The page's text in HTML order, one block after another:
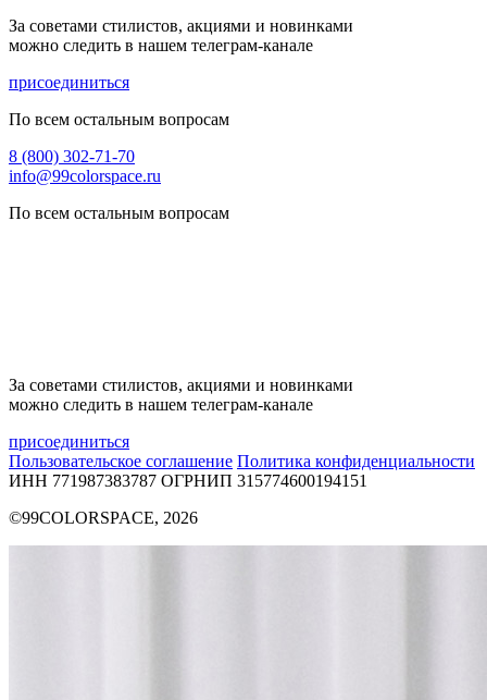
За советами стилистов, акциями и новинками
можно следить в нашем телеграм-канале
присоединиться
По всем остальным вопросам
8 (800) 302-71-70
info@99colorspace.ru
По всем остальным вопросам
За советами стилистов, акциями и новинками
можно следить в нашем телеграм-канале
присоединиться
Пользовательское соглашение Политика конфиденциальности
ИНН 771987383787 ОГРНИП 315774600194151
©99COLORSPACE, 2026